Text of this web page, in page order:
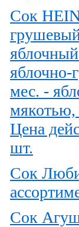
Сок
мес. -
мякотью,
Цена
шт.
Сок
Сок